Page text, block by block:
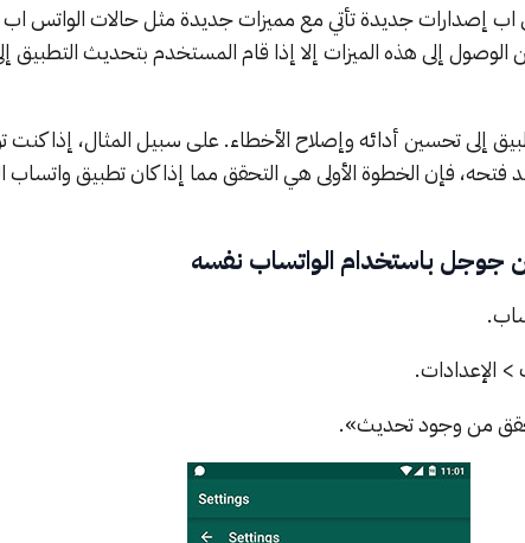
اب إصدارات جديدة تأتي مع مميزات جديدة مثل حالات الواتس
الوصول إلى هذه الميزات إلا إذا قام المستخدم بتحديث
إلى تحسين أدائه وإصلاح الأخطاء. على سبيل المثال، إذا كنت
فتحه، فإن الخطوة الأولى هي التحقق مما إذا كان تطبيق